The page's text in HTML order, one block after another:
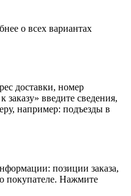
о всех вариантах
доставки, номер
введите сведения,
например: подъезды в
позиции заказа,
покупателе. Нажмите